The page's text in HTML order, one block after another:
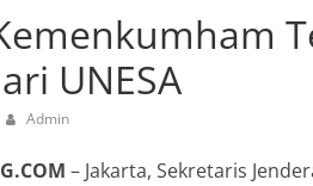
UNESA
Admin
– Jakarta, Sekretaris